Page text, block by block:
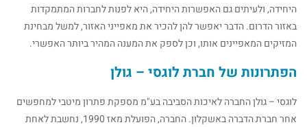
היחידה, ולעיתים גם האפשרות היחידה, היא לפנות לחברות המתמקדות
באזור הדרום. הדבר יאפשר להן להכיר את מאפייני האזור, למשל מבחינת
המזיקים המאפיינים אותו, וכן לספק את המענה המהיר ביותר האפשרי.
הפתרונות של חברת לוגסי – גולן
לוגסי – גולן החברה לאיכות הסביבה בע"מ מספקת פתרון מיטבי למחפשים
אחר חברת הדברה באשקלון. החברה, הפועלת מאז 1990, נחשבת לאחת